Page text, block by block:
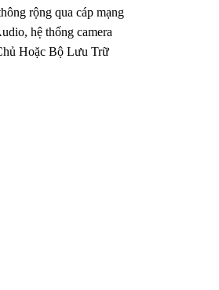
rộng qua cáp mạng
hệ thống camera
Hoặc Bộ Lưu Trữ